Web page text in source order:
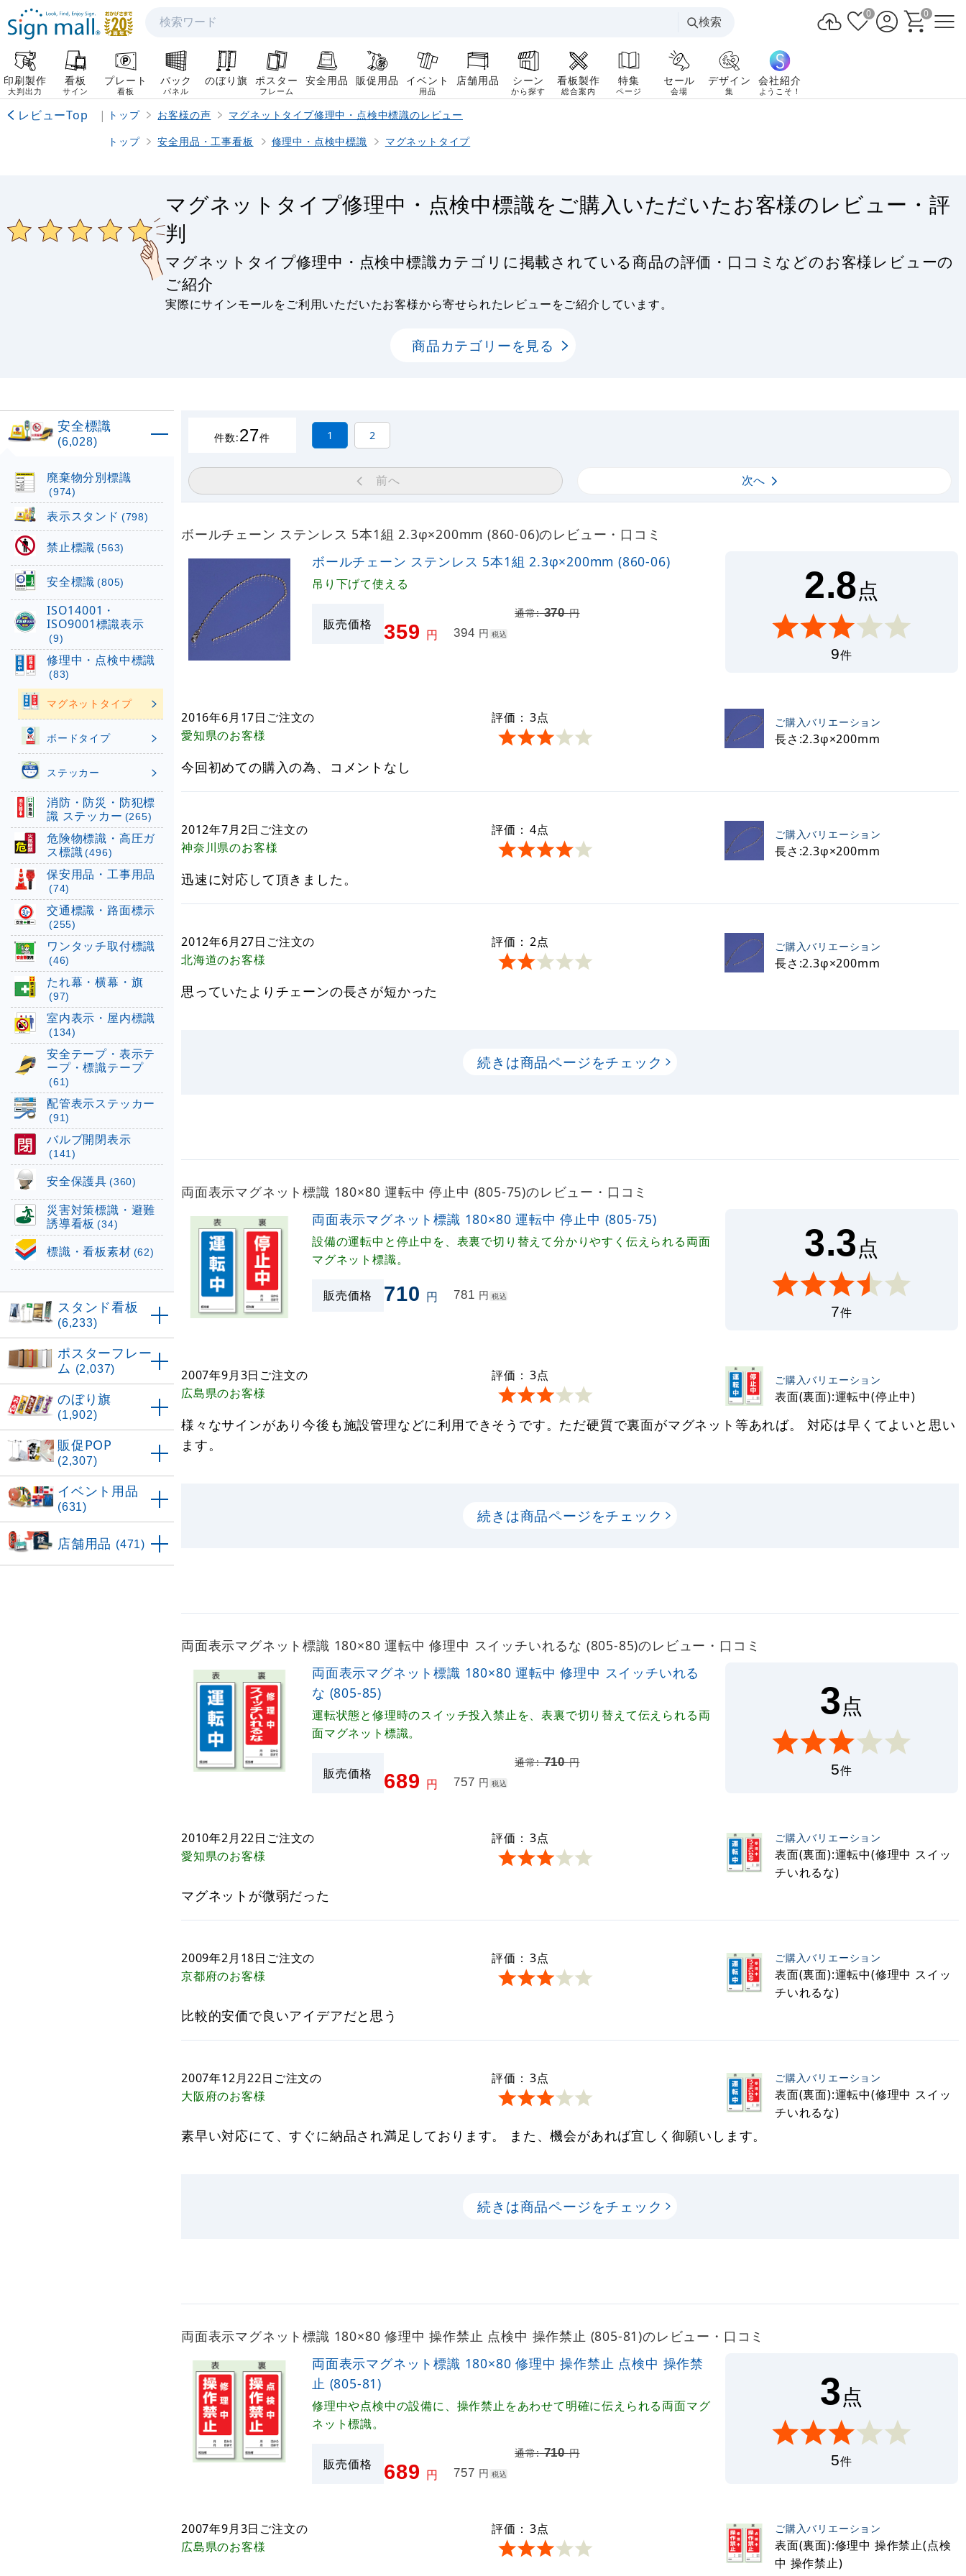
検索
検索
0 0
印刷製作
大判出力
看板
サイン
プレート
看板
バック
パネル
のぼり旗 ポスター
フレーム
安全用品 販促用品 イベント
用品
店舗用品 シーン
から探す
看板製作
総合案内
特集
ページ
セール
会場
デザイン
集
会社紹介
ようこそ！
レビューTop | トップ お客様の声
マグネットタイプ修理中・点検中標識のレビュー
トップ
安全用品・工事看板 修理中・点検中標識 マグネットタイプ
マグネットタイプ修理中・点検中標識をご購入いただいたお客様のレビュー・評
判
マグネットタイプ修理中・点検中標識カテゴリに掲載されている商品の評価・口コミなどのお客様レビューの
ご紹介
実際にサインモールをご利用いただいたお客様から寄せられたレビューをご紹介しています。
商品カテゴリーを見る
件数:27件 1 2
前へ 次へ
ボールチェーン ステンレス 5本1組 2.3φ×200mm (860-06)のレビュー・口コミ
ボールチェーン ステンレス 5本1組 2.3φ×200mm (860-06)
吊り下げて使える
販売価格
通常:370円
359 円 394 円 税込
2.8点
9件
2016年6月17日 ご注文の
愛知県のお客様
評価： 3点 ご購入バリエーション
長さ:2.3φ×200mm
今回初めての購入の為、コメントなし
2012年7月2日 ご注文の
神奈川県のお客様
評価： 4点 ご購入バリエーション
長さ:2.3φ×200mm
迅速に対応して頂きました。
2012年6月27日 ご注文の
北海道のお客様
評価： 2点 ご購入バリエーション
長さ:2.3φ×200mm
思っていたよりチェーンの長さが短かった
続きは商品ページをチェック
両面表示マグネット標識 180×80 運転中 停止中 (805-75)のレビュー・口コミ
両面表示マグネット標識 180×80 運転中 停止中 (805-75)
設備の運転中と停止中を、表裏で切り替えて分かりやすく伝えられる両面
マグネット標識。
販売価格 710 円 781 円 税込
3.3点
7件
2007年9月3日 ご注文の
広島県のお客様
評価： 3点 ご購入バリエーション
表面(裏面):運転中(停止中)
様々なサインがあり今後も施設管理などに利用できそうです。ただ硬質で裏面がマグネット等あれば。 対応は早くてよいと思い
ます。
続きは商品ページをチェック
両面表示マグネット標識 180×80 運転中 修理中 スイッチいれるな (805-85)のレビュー・口コミ
両面表示マグネット標識 180×80 運転中 修理中 スイッチいれる
な (805-85)
運転状態と修理時のスイッチ投入禁止を、表裏で切り替えて伝えられる両
面マグネット標識。
販売価格
通常:710円
689 円 757 円 税込
3点
5件
2010年2月22日 ご注文の
愛知県のお客様
評価： 3点 ご購入バリエーション
表面(裏面):運転中(修理中 スイッ
チいれるな)
マグネットが微弱だった
2009年2月18日 ご注文の
京都府のお客様
評価： 3点 ご購入バリエーション
表面(裏面):運転中(修理中 スイッ
チいれるな)
比較的安価で良いアイデアだと思う
2007年12月22日 ご注文の
大阪府のお客様
評価： 3点 ご購入バリエーション
表面(裏面):運転中(修理中 スイッ
チいれるな)
素早い対応にて、すぐに納品され満足しております。 また、機会があれば宜しく御願いします。
続きは商品ページをチェック
両面表示マグネット標識 180×80 修理中 操作禁止 点検中 操作禁止 (805-81)のレビュー・口コミ
両面表示マグネット標識 180×80 修理中 操作禁止 点検中 操作禁
止 (805-81)
修理中や点検中の設備に、操作禁止をあわせて明確に伝えられる両面マグ
ネット標識。
販売価格
通常:710円
689 円 757 円 税込
3点
5件
2007年9月3日 ご注文の
広島県のお客様
評価： 3点 ご購入バリエーション
表面(裏面):修理中 操作禁止(点検
中 操作禁止)
安全標識
(6,028)
廃棄物分別標識
(974)
表示スタンド (798)
禁止標識 (563)
安全標識 (805)
ISO14001・
ISO9001標識表示
(9)
修理中・点検中標識
(83)
マグネットタイプ
ボードタイプ
ステッカー
消防・防災・防犯標
識 ステッカー (265)
危険物標識・高圧ガ
ス標識 (496)
保安用品・工事用品
(74)
交通標識・路面標示
(255)
ワンタッチ取付標識
(46)
たれ幕・横幕・旗
(97)
室内表示・屋内標識
(134)
安全テープ・表示テ
ープ・標識テープ
(61)
配管表示ステッカー
(91)
バルブ開閉表示
(141)
安全保護具 (360)
災害対策標識・避難
誘導看板 (34)
標識・看板素材 (62)
スタンド看板
(6,233)
ポスターフレー
ム (2,037)
のぼり旗
(1,902)
販促POP
(2,307)
イベント用品
(631)
店舗用品 (471)